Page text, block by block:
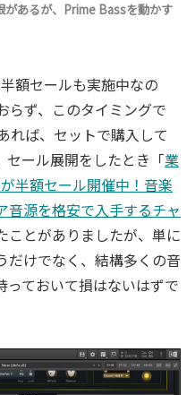
あるが、Prime Bassを動かす
額セールも実施中なの
らず、このタイミングで
れば、セットで購入して
セール展開をしたとき「業
半額セール開催中！音楽
音源を格安で入手するチャ
ことがありましたが、単に
だけでなく、結構多くの音
っておいて損はないはずで